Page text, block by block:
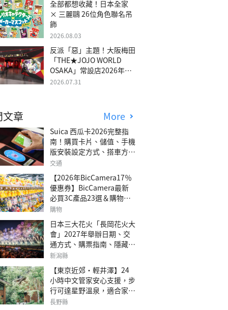
全部都想收藏！日本全家
× 三麗鷗 26位角色聯名吊
飾
2026.08.03
反派「惡」主題！大阪梅田
「THE★JOJO WORLD
OSAKA」常設店2026年冬
季開幕
2026.07.31
章 More
Suica 西瓜卡2026完整指
南！購買卡片、儲值、手機
版安裝設定方式、搭車方
法、常見問題解答！
交通
【2026年BicCamera17％
優惠券】BicCamera最新
必買3C產品23選＆購物攻
略
購物
日本三大花火「長岡花火大
會」2027年舉辦日期、交
通方式、購票指南、隱藏欣
賞地點
新潟縣
【東京近郊・輕井澤】24
小時中文管家安心支援，步
行可達星野溫泉，適合家庭
旅行、三代同遊與紀念日的
長野縣